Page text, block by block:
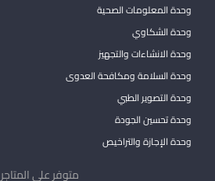
وحدة المعلومات الصحية
وحدة الشكاوي
وحدة الانشاءات والتجهيز
وحدة السلامة ومكافحة العدوى
وحدة التصوير الطبي
وحدة تحسين الجودة
وحدة الإجازة والتراخيص
متوفر على المتاجر